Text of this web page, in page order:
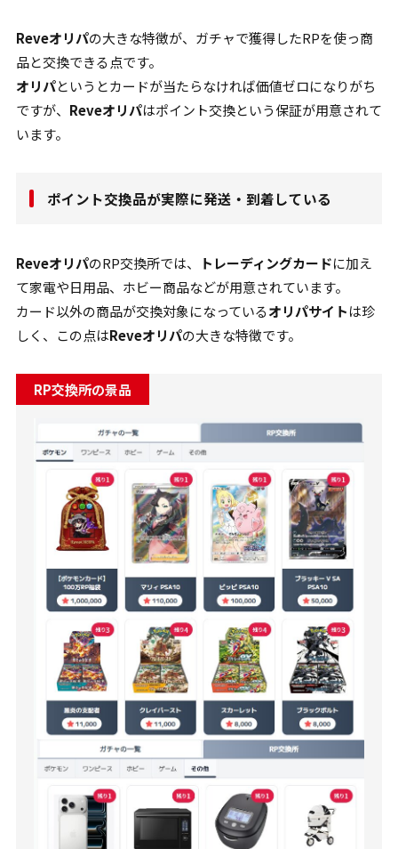
Reveオリパの大きな特徴が、ガチャで獲得したRPを使っ商
品と交換できる点です。
オリパというとカードが当たらなければ価値ゼロになりがち
ですが、 Reveオリパはポイント交換という保証が用意されて
います。
ポイント交換品が実際に発送・到着している
ReveオリパのRP交換所では、 トレーディングカードに加え
て家電や日用品、ホビー商品などが用意されています。
カード以外の商品が交換対象になっているオリパサイトは珍
しく、この点はReveオリパの大きな特徴です。
RP交換所の景品